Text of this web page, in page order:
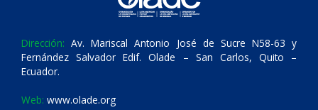
Dirección: Av. Mariscal Antonio José de Sucre N58-63 y
Fernández Salvador Edif. Olade – San Carlos, Quito –
Ecuador.
Web: www.olade.org